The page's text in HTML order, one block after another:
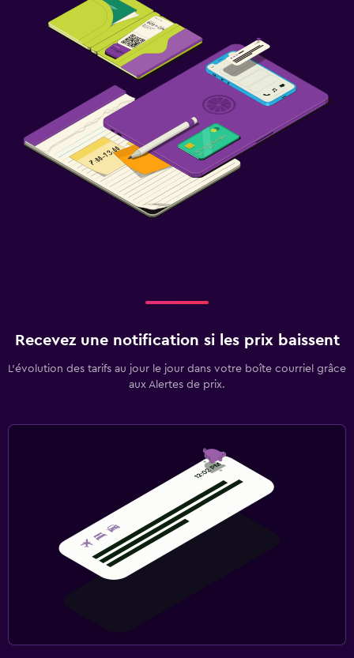
Recevez une notification si les prix baissent
L’évolution des tarifs au jour le jour dans votre boîte courriel grâce
aux Alertes de prix.